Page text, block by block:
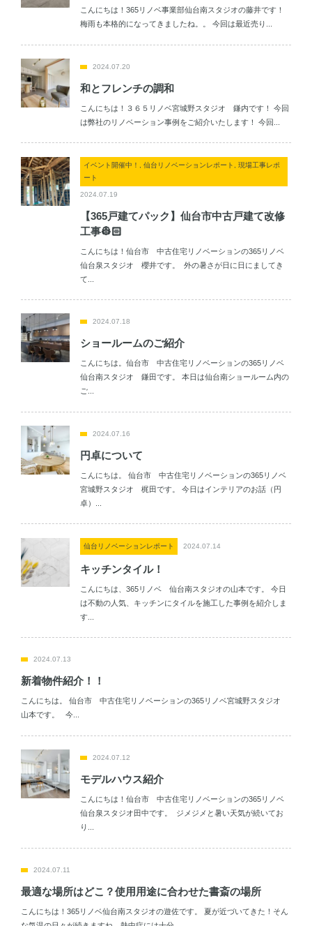
こんにちは！365リノベ事業部仙台南スタジオの藤井です！
梅雨も本格的になってきましたね。。 今回は最近売り...
2024.07.20
和とフレンチの調和
こんにちは！３６５リノベ宮城野スタジオ 鎌内です！ 今回
は弊社のリノベーション事例をご紹介いたします！ 今回...
イベント開催中！, 仙台リノベーションレポート, 現場工事レポ
ート
2024.07.19
【365戸建てパック】仙台市中古戸建て改修
工事👷🏻
こんにちは！仙台市 中古住宅リノベーションの365リノベ
仙台泉スタジオ 櫻井です。 外の暑さが日に日にましてき
て...
2024.07.18
ショールームのご紹介
こんにちは。仙台市 中古住宅リノベーションの365リノベ
仙台南スタジオ 鎌田です。 本日は仙台南ショールーム内の
ご...
2024.07.16
円卓について
こんにちは。 仙台市 中古住宅リノベーションの365リノベ
宮城野スタジオ 梶田です。 今日はインテリアのお話（円
卓）...
仙台リノベーションレポート 2024.07.14
キッチンタイル！
こんにちは、365リノベ 仙台南スタジオの山本です。 今日
は不動の人気、キッチンにタイルを施工した事例を紹介しま
す...
2024.07.13
新着物件紹介！！
こんにちは。 仙台市 中古住宅リノベーションの365リノベ宮城野スタジオ
山本です。 今...
2024.07.12
モデルハウス紹介
こんにちは！仙台市 中古住宅リノベーションの365リノベ
仙台泉スタジオ田中です。 ジメジメと暑い天気が続いてお
り...
2024.07.11
最適な場所はどこ？使用用途に合わせた書斎の場所
こんにちは！365リノベ仙台南スタジオの遊佐です。 夏が近づいてきた！そん